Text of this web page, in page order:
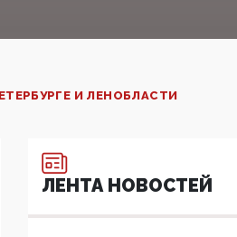
И ЛЕНОБЛАСТИ
ЛЕНТА НОВОСТЕЙ